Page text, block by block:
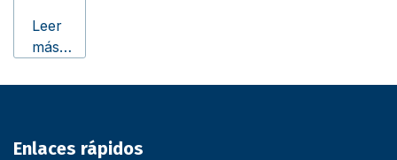
Leer
más…
Enlaces rápidos